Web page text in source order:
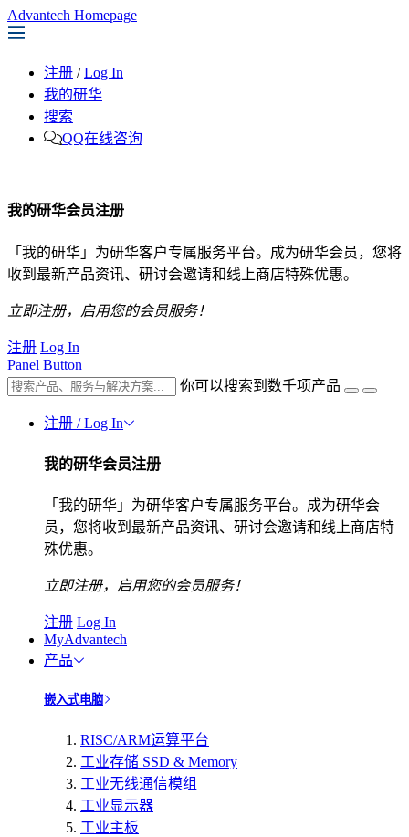
Advantech Homepage
注册 / Log In
我的研华
搜索
QQ在线咨询
我的研华会员注册
「我的研华」为研华客户专属服务平台。成为研华会员，您将
收到最新产品资讯、研讨会邀请和线上商店特殊优惠。
立即注册，启用您的会员服务！
注册 Log In
Panel Button
你可以搜索到数千项产品
注册 / Log In
我的研华会员注册
「我的研华」为研华客户专属服务平台。成为研华会
员，您将收到最新产品资讯、研讨会邀请和线上商店特
殊优惠。
立即注册，启用您的会员服务！
注册 Log In
MyAdvantech
产品
嵌入式电脑
RISC/ARM运算平台
工业存储 SSD & Memory
工业无线通信模组
工业显示器
工业主板